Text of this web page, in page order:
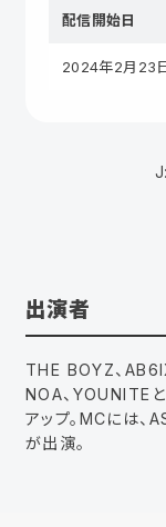
配信開始日
2024年2月23
出演者
THE BOYZ、
NOA、YOUNITE
アップ。MCには、
が出演。